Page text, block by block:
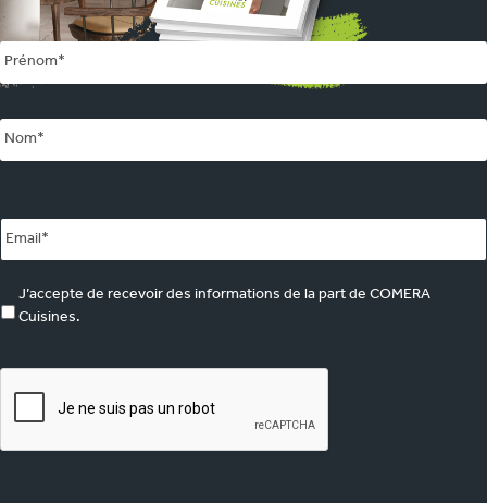
Name *
marketing
J’accepte de recevoir des informations de la part de COMERA
Cuisines.